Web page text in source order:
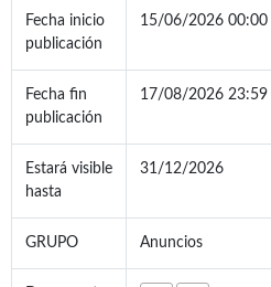
Fecha inicio
publicación
15/06/2026 00:00
Fecha fin
publicación
17/08/2026 23:59
Estará visible
hasta
31/12/2026
GRUPO Anuncios